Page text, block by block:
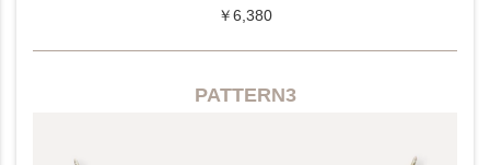
￥6,380
PATTERN3